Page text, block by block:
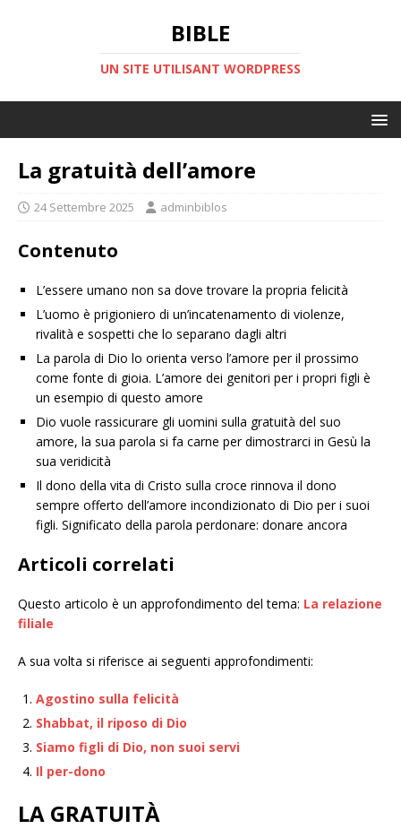
BIBLE
UN SITE UTILISANT WORDPRESS
La gratuità dell’amore
24 Settembre 2025 adminbiblos
Contenuto
L’essere umano non sa dove trovare la propria felicità
L’uomo è prigioniero di un’incatenamento di violenze,
rivalità e sospetti che lo separano dagli altri
La parola di Dio lo orienta verso l’amore per il prossimo
come fonte di gioia. L’amore dei genitori per i propri figli è
un esempio di questo amore
Dio vuole rassicurare gli uomini sulla gratuità del suo
amore, la sua parola si fa carne per dimostrarci in Gesù la
sua veridicità
Il dono della vita di Cristo sulla croce rinnova il dono
sempre offerto dell’amore incondizionato di Dio per i suoi
figli. Significato della parola perdonare: donare ancora
Articoli correlati
Questo articolo è un approfondimento del tema: La relazione
filiale
A sua volta si riferisce ai seguenti approfondimenti:
Agostino sulla felicità
Shabbat, il riposo di Dio
Siamo figli di Dio, non suoi servi
Il per-dono
LA GRATUITÀ